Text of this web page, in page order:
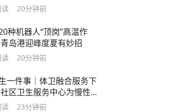
读 20分钟前
种机器人“顶岗”高温作
岛港迎峰度夏有妙招
读 20分钟前
一件事｜体卫融合服务下
区卫生服务中心为慢性
供“运动处方”
读 23分钟前